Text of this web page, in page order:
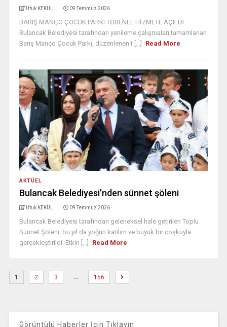
Ufuk KEKÜL 09 Temmuz 2026
BARIŞ MANÇO ÇOCUK PARKI TÖRENLE HİZMETE AÇILDI
Bulancak Belediyesi tarafından yenileme çalışmaları tamamlanan
Barış Manço Çocuk Parkı, düzenlenen t [...]
Read More
AKTÜEL
Bulancak Belediyesi’nden sünnet şöleni
Ufuk KEKÜL 09 Temmuz 2026
Bulancak Belediyesi tarafından geleneksel hale getirilen Toplu
Sünnet Şöleni, bu yıl da yoğun katılım ve büyük bir coşkuyla
gerçekleştirildi. Etkin [...]
Read More
1 2 3 … 156
Görüntülü Haberler İçin Tıklayın